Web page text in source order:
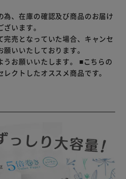
、在庫の確認及び商品のお届け
います。
完売となっていた場合、キャンセ
いいたしております。
お願いいたします。 ■こちらの
クトしたオススメ商品です。